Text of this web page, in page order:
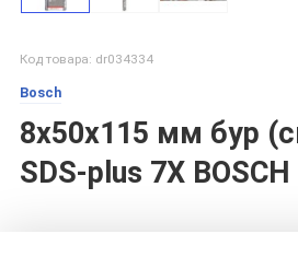
Код товара: dr034334
Bosch
8х50х115 мм бур
SDS-plus 7X BOSCH